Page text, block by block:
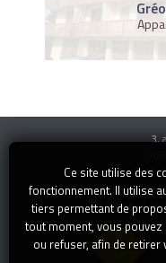
3,
E-mail :
Mentions
Ce site utilise des
fonctionnement. Il utilise
tiers permettant de
tout moment, vous
ou refuser, afin de